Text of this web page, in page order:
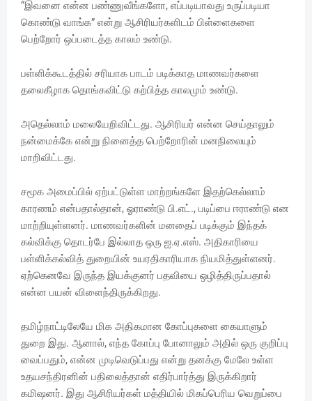
“இவனை என்ன பண்ணுவீங்களோ, எப்படியாவது உருப்படியா
கொண்டு வாங்க” என்று ஆசிரியர்களிடம் பிள்ளைகளை
பெற்றோர் ஒப்படைத்த காலம் உண்டு.
பள்ளிக்கூடத்தில் சரியாக பாடம் படிக்காத மாணவர்களை
தலைகீழாக தொங்கவிட்டு கற்பித்த காலமும் உண்டு.
அதெல்லாம் மலையேறிவிட்டது. ஆசிரியர் என்ன செய்தாலும்
நன்மைக்கே என்று நினைத்த பெற்றோரின் மனநிலையும்
மாறிவிட்டது.
சமூக அமைப்பில் ஏற்பட்டுள்ள மாற்றங்களே இதற்கெல்லாம்
காரணம் என்பதால்தான், ஓராண்டு பி.எட்., படிப்பை ஈராண்டு என
மாற்றியுள்ளனர். மாணவர்களின் மனதைப் படிக்கும் இந்தக்
கல்விக்கு தொடர்பே இல்லாத ஒரு ஐ.ஏ.எஸ். அதிகாரியை
பள்ளிக்கல்வித் துறையின் உயரதிகாரியாக நியமித்துள்ளனர்.
ஏற்கெனவே இருந்த இயக்குனர் பதவியை ஒழித்திருப்பதால்
என்ன பயன் விளைந்திருக்கிறது.
தமிழ்நாட்டிலேயே மிக அதிகமான கோப்புகளை கையாளும்
துறை இது. ஆனால், எந்த கோப்பு போனாலும் அதில் ஒரு குறிப்பு
வைப்பதும், என்ன முடிவெடுப்பது என்று தனக்கு மேலே உள்ள
உதயசந்திரனின் பதிலைத்தான் எதிர்பார்த்து இருக்கிறார்
கமிஷனர். இது ஆசிரியர்கள் மத்தியில் மிகப்பெரிய வெறுப்பை